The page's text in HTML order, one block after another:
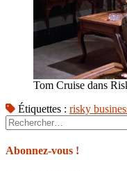
Tom Cruise dans
Étiquettes : risky
Rechercher :
Abonnez-vous !